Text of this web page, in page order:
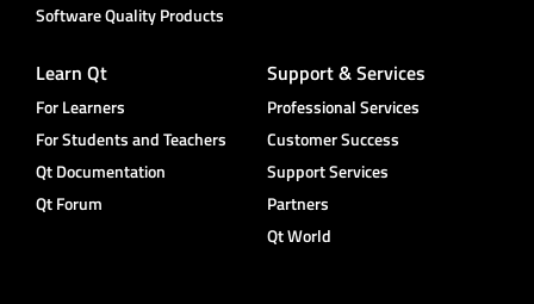
Software Quality Products
Learn Qt
For Learners
For Students and Teachers
Qt Documentation
Qt Forum
Support & Services
Professional Services
Customer Success
Support Services
Partners
Qt World